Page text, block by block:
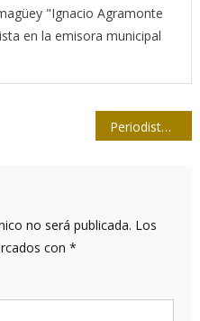
"Ignacio Agramonte
en la emisora municipal
Periodistas son blanco de balas de goma y gases durante protestas en varias ciudades de EE.UU.
no será publicada. Los
con *